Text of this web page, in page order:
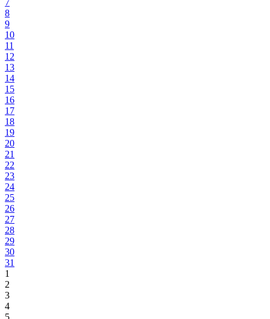
7
8
9
10
11
12
13
14
15
16
17
18
19
20
21
22
23
24
25
26
27
28
29
30
31
1
2
3
4